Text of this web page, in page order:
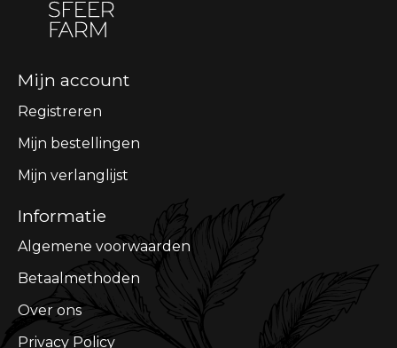
Mijn account
Registreren
Mijn bestellingen
Mijn verlanglijst
Informatie
Algemene voorwaarden
Betaalmethoden
Over ons
Privacy Policy